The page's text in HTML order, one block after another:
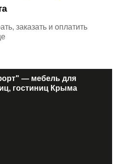
заказать и оплатить
— мебель для
гостиниц Крыма